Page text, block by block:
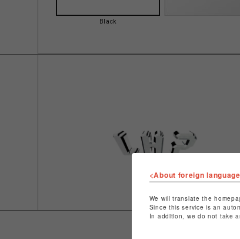
Black
<About foreign
We will translate the
Since this service is an
In addition, we do not take